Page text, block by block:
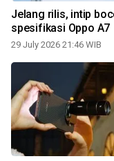
Jelang rilis, intip
spesifikasi Oppo A7
29 July 2026 21:46 WIB